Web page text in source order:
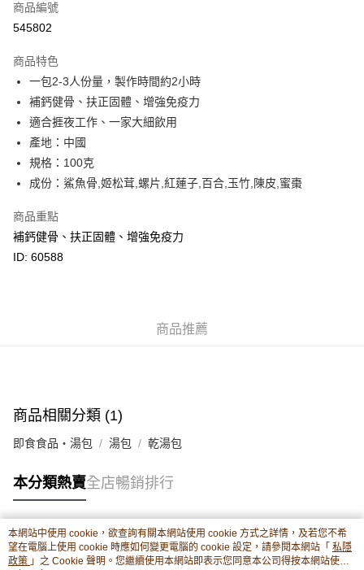
Apple Pay
AlipayHK
PayMe
WeChat Pay
BoC Pay
相關說明
轉數快識別碼(FPS ID)：4042362 中國銀行戶口：012-875-1-240680-7 匯
豐銀行戶口：652-589300-838 收款人：PREMIER FOOD LTD 請於24小時
送貨方式
每筆HK$80.00，滿HK$380.00或以上免運費
滿$380免運費 - 送貨到家(3-5個工作天內送達)
每筆HK$80.00，滿HK$380.00或以上免運費
商品編號
545802
商品特色
一包2-3人份量，製作時間約2小時
補鈣健骨、扶正固體、增強免疫力
適合捱夜工作、一家大細飲用
產地：中國
規格：100克
成份：鯊魚骨,姬松茸,螺片,紅蓮子,百合,玉竹,陳皮,蜜棗
商品重點
補鈣健骨、扶正固體、增強免疫力
ID: 60588
商品推薦
商品相關分類 (1)
即食食品・湯包 湯包 乾湯包
本分類熱賣全店暢銷排行
熱門標籤
本網站中使用 cookie，欲查詢有關本網站使用 cookie 方式之詳情，及若您不希
望在電腦上使用 cookie 時應如何變更電腦的 cookie 設定，請參閱本網站「 私隱
政策 」之 Cookie 聲明。您繼續使用本網站即表示您同意本公司得按本網站使用